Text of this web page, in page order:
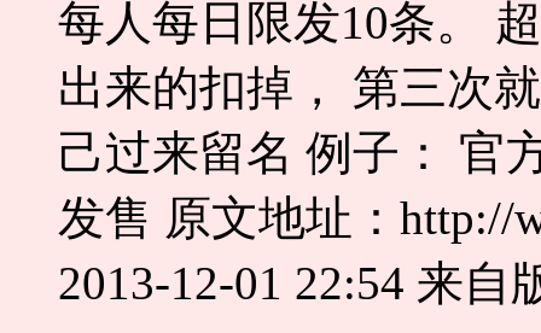
每人每日限发10条。
出来的扣掉， 第三次
己过来留名 例子： 官
发售 原文地址：http://
2013-12-01 22:54 来自